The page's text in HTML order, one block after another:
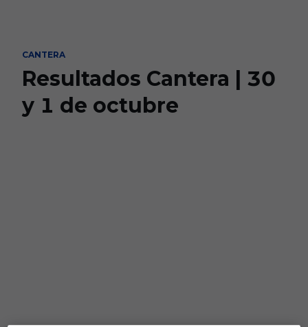
CANTERA
Resultados Cantera | 30
y 1 de octubre